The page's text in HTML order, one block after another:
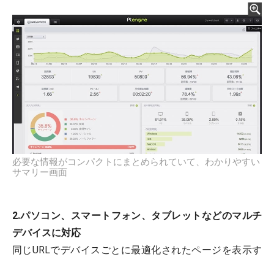
必要な情報がコンパクトにまとめられていて、わかりやすい
サマリー画面
2.パソコン、スマートフォン、タブレットなどのマルチ
デバイスに対応
同じURLでデバイスごとに最適化されたページを表示す